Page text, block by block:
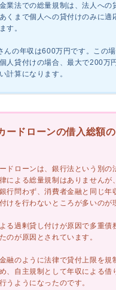
業法での総量規制は、法人への
くまで個人への貸付けのみに適
す。
んの年収は600万円です。この
人貸付けの場合、最大で200万
計算になります。
ードローンの借入総額
ドローンは、銀行法という別の
による総量規制はありませんが
行問わず、消費者金融と同じ年
けを行わないところが多いのが
る過剰貸し付けが原因で多重債
のが原因とされています。
融のように法律で貸付上限を規
、自主規制として年収による借
うようになったのです。